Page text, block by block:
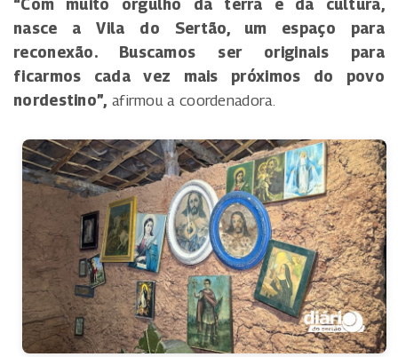
“Com muito orgulho da terra e da cultura,
nasce a Vila do Sertão, um espaço para
reconexão. Buscamos ser originais para
ficarmos cada vez mais próximos do povo
nordestino”, afirmou a coordenadora.